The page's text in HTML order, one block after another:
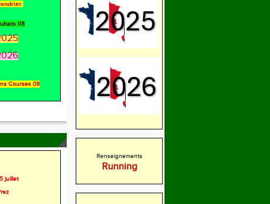
08
Courses 08
juillet
Renseignements
Running